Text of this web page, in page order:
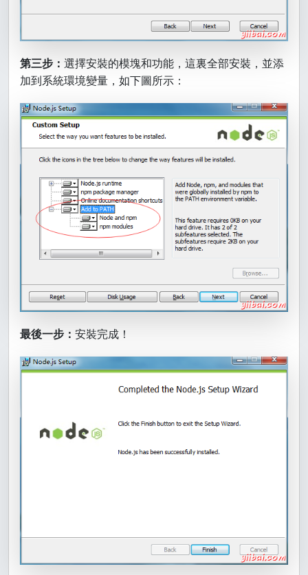
第三步： 選擇安裝的模塊和功能，這裏全部安裝，並添
加到系統環境變量，如下圖所示：
最後一步： 安裝完成！